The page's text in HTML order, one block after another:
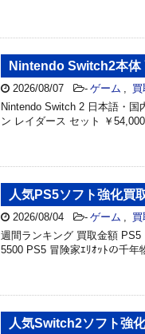
Nintendo Switch2本体
2026/08/07 - ゲーム , 買
Nintendo Switch 2 日本語・
ン レイダース セット ￥
人気PS5ソフト強化買
2026/08/04 - ゲーム , 買
週間ランキング 買取金額 PS5
5500 PS5 冒険家ｴﾘｵｯﾄの千
人気Switch2ソフト強